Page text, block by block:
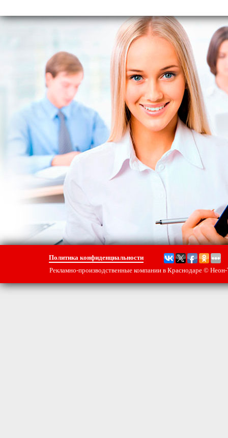
Политика конфиденциальности
Рекламно-производственные компании в Краснодаре © Неон-